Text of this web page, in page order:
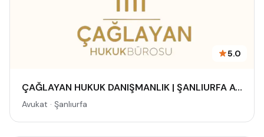
5.0
ÇAĞLAYAN HUKUK DANIŞMANLIK | ŞANLIURFA AVUKAT
Avukat · Şanlıurfa